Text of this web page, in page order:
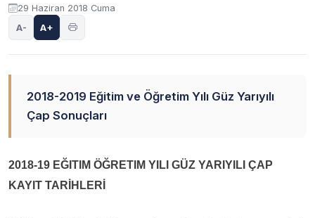
Akademik Takvim
Duyuru içeriği
29 Haziran 2018 Cuma
A- A+
2018-2019 Eğitim ve Öğretim Yılı Güz Yarıyılı
Çap Sonuçları
2018-19 EĞITIM ÖĞRETIM YILI GÜZ YARIYILI ÇAP
KAYIT TARİHLERİ